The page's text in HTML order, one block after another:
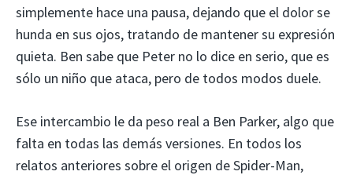
simplemente hace una pausa, dejando que el dolor se
hunda en sus ojos, tratando de mantener su expresión
quieta. Ben sabe que Peter no lo dice en serio, que es
sólo un niño que ataca, pero de todos modos duele.
Ese intercambio le da peso real a Ben Parker, algo que
falta en todas las demás versiones. En todos los
relatos anteriores sobre el origen de Spider-Man,